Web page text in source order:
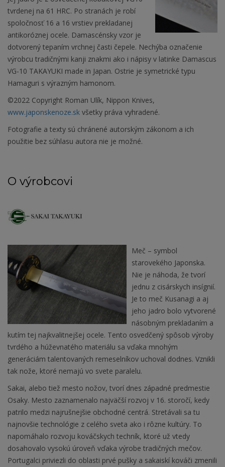
tvrdenej na 61 HRC. Po stranách je robí
spoločnosť 16 a 16 vrstiev prekladanej
antikoróznej ocele. Damascénsky vzor je
dotvorený tepaním vrchnej časti čepele. Nechýba označenie
výrobcu tradičnými kanji znakmi ako i nápisy v latinke Damascus
VG-10 TAKAYUKI made in Japan. Ostrie je symetrické typu
Hamaguri s výrazným hamonom.
©2022 Copyright Roman Ulík, Nippon Knives,
www.japonskenoze.sk všetky práva vyhradené.
Fotografie a texty sú chránené autorským zákonom a ich
použitie bez súhlasu autora nie je možné.
O výrobcovi
Meč – symbol
starovekého Japonska.
Nie je náhoda, že tvorí
jednu z cisárskych insígnií.
Je to meč Kusanagi a aj
jeho jadro bolo vytvorené
násobným prekladaním a
kutím tej najkvalitnejšej ocele. Tento osvedčený spôsob výroby
tvrdého a húževnatého materiálu sa vďaka mnohým
generáciám talentovaných remeselníkov uchoval dodnes. Vznikli
tak nože, ktoré nemajú vo svete paralelu.
Sakai, alebo tiež mesto nožov, tvorí dnes západné predmestie
Osaky. Mesto zaznamenalo najväčší rozvoj v 16. storočí, kedy
patrilo medzi najrušnejšie obchodné centrá. Stretávali sa tu
najnovšie technológie z celého sveta ako i rôzne kultúry. To
napomáhalo rozvoju kováčskych techník, ktoré už vtedy
dosahovalo vysokú úroveň vďaka výrobe tradičných mečov.
Portugalci priviezli do oblasti prvé pušky a sakaiskí kováči zmenili